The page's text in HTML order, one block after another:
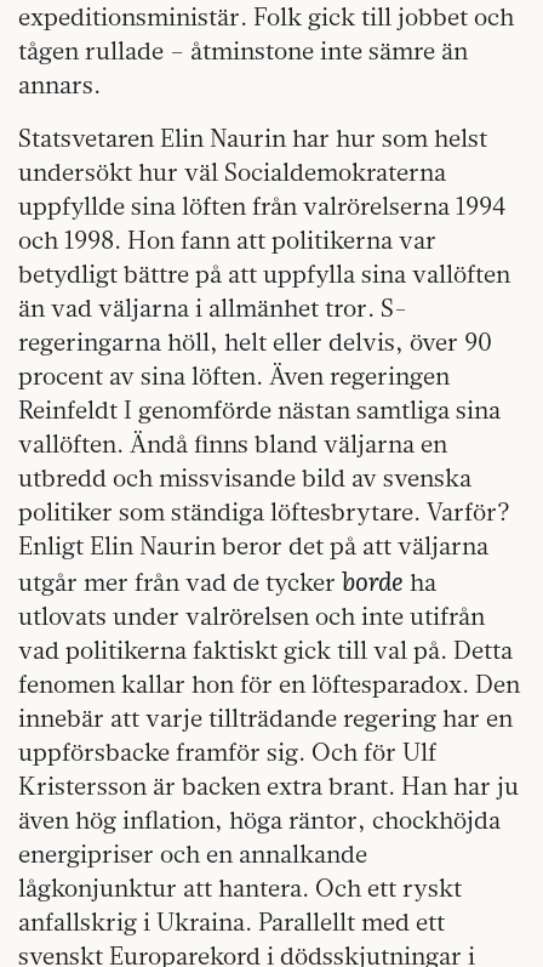
expeditionsministär. Folk gick till jobbet och
tågen rullade – åtminstone inte sämre än
annars.
Statsvetaren Elin Naurin har hur som helst
undersökt hur väl Socialdemokraterna
uppfyllde sina löften från valrörelserna 1994
och 1998. Hon fann att politikerna var
betydligt bättre på att uppfylla sina vallöften
än vad väljarna i allmänhet tror. S-
regeringarna höll, helt eller delvis, över 90
procent av sina löften. Även regeringen
Reinfeldt I genomförde nästan samtliga sina
vallöften. Ändå finns bland väljarna en
utbredd och missvisande bild av svenska
politiker som ständiga löftesbrytare. Varför?
Enligt Elin Naurin beror det på att väljarna
utgår mer från vad de tycker borde ha
utlovats under valrörelsen och inte utifrån
vad politikerna faktiskt gick till val på. Detta
fenomen kallar hon för en löftesparadox. Den
innebär att varje tillträdande regering har en
uppförsbacke framför sig. Och för Ulf
Kristersson är backen extra brant. Han har ju
även hög inflation, höga räntor, chockhöjda
energipriser och en annalkande
lågkonjunktur att hantera. Och ett ryskt
anfallskrig i Ukraina. Parallellt med ett
svenskt Europarekord i dödsskjutningar i